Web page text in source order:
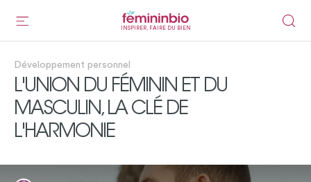
INSPIRER, FAIRE DU BIEN
Développement personnel
L'UNION DU FÉMININ ET DU
MASCULIN, LA CLÉ DE
L'HARMONIE